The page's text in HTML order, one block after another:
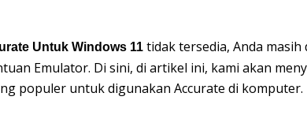
Untuk Windows 11 tidak tersedia, Anda masih
Emulator. Di sini, di artikel ini, kami akan
populer untuk digunakan Accurate di komputer.